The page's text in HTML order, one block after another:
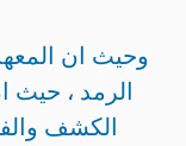
وحيث ان
الرمد ، حيث
الكشف